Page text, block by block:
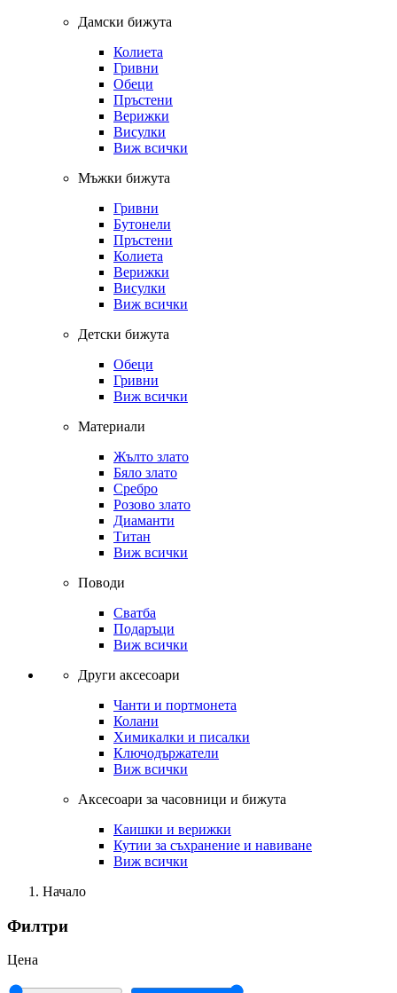
Дамски бижута
Колиета
Гривни
Обеци
Пръстени
Верижки
Висулки
Виж всички
Мъжки бижута
Гривни
Бутонели
Пръстени
Колиета
Верижки
Висулки
Виж всички
Детски бижута
Обеци
Гривни
Виж всички
Материали
Жълто злато
Бяло злато
Сребро
Розово злато
Диаманти
Титан
Виж всички
Поводи
Сватба
Подаръци
Виж всички
Други аксесоари
Чанти и портмонета
Колани
Химикалки и писалки
Ключодържатели
Виж всички
Аксесоари за часовници и бижута
Каишки и верижки
Кутии за съхранение и навиване
Виж всички
Начало
Филтри
Цена